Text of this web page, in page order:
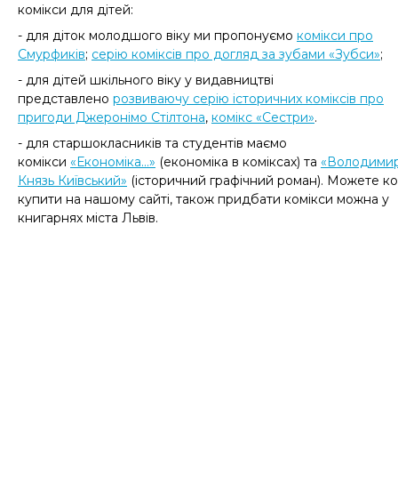
комікси для дітей:
- для діток молодшого віку ми пропонуємо комікси про
Смурфиків; серію коміксів про догляд за зубами «Зубси»;
- для дітей шкільного віку у видавництві
представлено розвиваючу серію історичних коміксів про
пригоди Джеронімо Стілтона, комікс «Сестри».
- для старшокласників та студентів маємо
комікси «Економіка...» (економіка в коміксах) та
Князь Київський» (історичний графічний роман). Можете
купити на нашому сайті, також придбати комікси можна у
книгарнях міста Львів.